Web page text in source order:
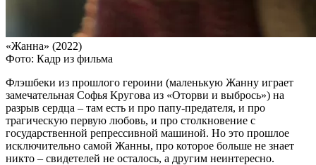
«Жанна» (2022)
Фото: Кадр из фильма
Флэшбеки из прошлого героини (маленькую Жанну играет
замечательная Софья Кругова из «Оторви и выбрось») на
разрыв сердца – там есть и про папу-предателя, и про
трагическую первую любовь, и про столкновение с
государственной репрессивной машиной. Но это прошлое
исключительно самой Жанны, про которое больше не знает
никто – свидетелей не осталось, а другим неинтересно.